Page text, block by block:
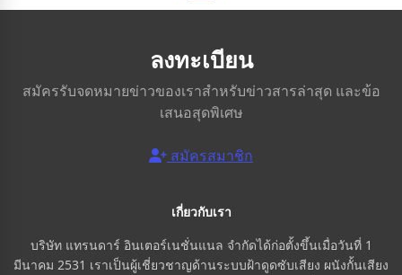
ลงทะเบียน
สมัครรับจดหมายข่าวของเราสำหรับข่าวสารล่าสุด และข้อ
เสนอสุดพิเศษ
สมัครสมาชิก
เกี่ยวกับเรา
บริษัท แทรนดาร์ อินเตอร์เนชั่นแนล จำกัดได้ก่อตั้งขึ้นเมื่อวันที่ 1
มีนาคม 2531 เราเป็นผู้เชี่ยวชาญด้านระบบฝ้าดูดซับเสียง ผนังกั้นเสียง